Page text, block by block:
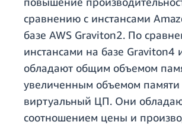
сравнению с инстансами
базе AWS Graviton2. По
инстансами на базе Graviton4
обладают общим объемом
увеличенным объемом памяти
виртуальный ЦП. Они
соотношением цены и